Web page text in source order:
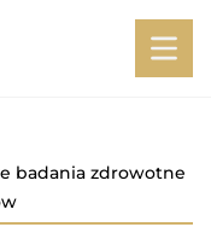
badania zdrowotne